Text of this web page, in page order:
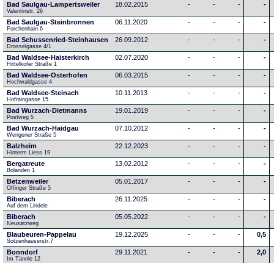
Bad Saulgau-Lampertsweiler
Valentinstr. 26
18.02.2015 - - - -
Bad Saulgau-Steinbronnen
Forchenhain 6
06.11.2020 - - - -
Bad Schussenried-Steinhausen
Drosselgasse 4/1
26.09.2012 - - - -
Bad Waldsee-Haisterkirch
Hittelkofer Straße 1
02.07.2020 - - - -
Bad Waldsee-Osterhofen
Hochwaldgasse 4
06.03.2015 - - - -
Bad Waldsee-Steinach
Hofraingasse 15
10.11.2013 - - - -
Bad Wurzach-Dietmanns
Postweg 5
19.01.2019 - - - -
Bad Wurzach-Haidgau
Wengener Straße 5
07.10.2012 - - - -
Balzheim
Hinterm Liess 19
22.12.2023 - - - -
Bergatreute
Bolanden 1
13.02.2012 - - - -
Betzenweiler
Offinger Straße 5
05.01.2017 - - - -
Biberach
Auf dem Lindele
26.11.2025 - - - -
Biberach
Neusatzweg
05.05.2022 - - - -
Blaubeuren-Pappelau
Sotzenhauserstr.7
19.12.2025 - - - 0,5
Bonndorf
Im Tännle 12
29.11.2021 - - - 2,0